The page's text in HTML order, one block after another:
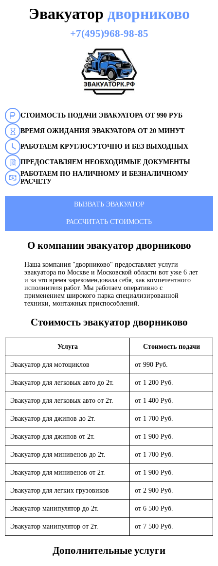
Эвакуатор дворниково
+7(495)968-98-85
СТОИМОСТЬ ПОДАЧИ ЭВАКУАТОРА ОТ 990 РУБ
ВРЕМЯ ОЖИДАНИЯ ЭВАКУАТОРА ОТ 20 МИНУТ
РАБОТАЕМ КРУГЛОСУТОЧНО И БЕЗ ВЫХОДНЫХ
ПРЕДОСТАВЛЯЕМ НЕОБХОДИМЫЕ ДОКУМЕНТЫ
РАБОТАЕМ ПО НАЛИЧНОМУ И БЕЗНАЛИЧНОМУ
РАСЧЕТУ
ВЫЗВАТЬ ЭВАКУАТОР
РАССЧИТАТЬ СТОИМОСТЬ
О компании эвакуатор дворниково
Наша компания "дворниково" предоставляет услуги
эвакуатора по Москве и Московской области вот уже 6 лет
и за это время зарекомендовала себя, как компетентного
исполнителя работ. Мы работаем оперативно с
применением широкого парка специализированной
техники, монтажных приспособлений.
Стоимость эвакуатор дворниково
Услуга Стоимость подачи
Эвакуатор для мотоциклов от 990 Руб.
Эвакуатор для легковых авто до 2т. от 1 200 Руб.
Эвакуатор для легковых авто от 2т. от 1 400 Руб.
Эвакуатор для джипов до 2т. от 1 700 Руб.
Эвакуатор для джипов от 2т. от 1 900 Руб.
Эвакуатор для минивенов до 2т. от 1 700 Руб.
Эвакуатор для минивенов от 2т. от 1 900 Руб.
Эвакуатор для легких грузовиков от 2 900 Руб.
Эвакуатор манипулятор до 2т. от 6 500 Руб.
Эвакуатор манипулятор от 2т. от 7 500 Руб.
Дополнительные услуги